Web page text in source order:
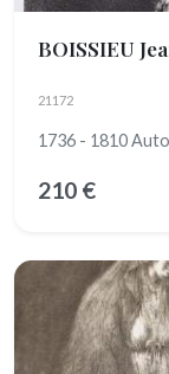
BOISSIEU
21172
1736 - 1810
210 €